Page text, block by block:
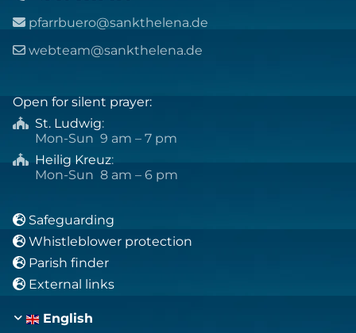
 pfarrbuero@sankthelena.de
 webteam@sankthelena.de
Open for silent prayer:
 St. Ludwig:
Mon-Sun 9 am – 7 pm
 Heilig Kreuz:
Mon-Sun 8 am – 6 pm
 Safeguarding
 Whistleblower protection
 Parish finder
 External links
English